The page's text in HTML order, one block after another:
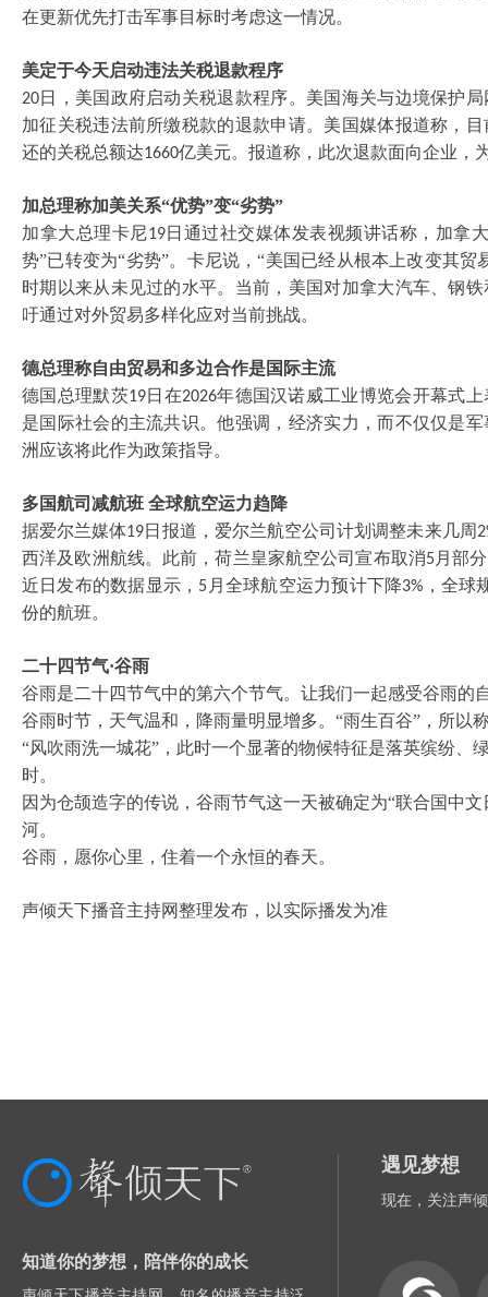
在更新优先打击军事目标时考虑这一情况。
美定于今天启动违法关税退款程序
20日，美国政府启动关税退款程序。美国海关与边境保护
加征关税违法前所缴税款的退款申请。美国媒体报道称，
还的关税总额达1660亿美元。报道称，此次退款面向企业，
加总理称加美关系“优势”变“劣势”
加拿大总理卡尼19日通过社交媒体发表视频讲话称，加拿
势”已转变为“劣势”。卡尼说，“美国已经从根本上改变其
时期以来从未见过的水平。当前，美国对加拿大汽车、钢
吁通过对外贸易多样化应对当前挑战。
德总理称自由贸易和多边合作是国际主流
德国总理默茨19日在2026年德国汉诺威工业博览会开幕式
是国际社会的主流共识。他强调，经济实力，而不仅仅是
洲应该将此作为政策指导。
多国航司减航班 全球航空运力趋降
据爱尔兰媒体19日报道，爱尔兰航空公司计划调整未来几周
西洋及欧洲航线。此前，荷兰皇家航空公司宣布取消5月部
近日发布的数据显示， 5 月全球航空运力预计下降3% ，全球
份的航班。
二十四节气·谷雨
谷雨是二十四节气中的第六个节气。让我们一起感受谷雨的
谷雨时节，天气温和，降雨量明显增多。 “雨生百谷”，所以
“风吹雨洗一城花”，此时一个显著的物候特征是落英缤纷、
时。
因为仓颉造字的传说，谷雨节气这一天被确定为“联合国中
河。
谷雨，愿你心里，住着一个永恒的春天。
声倾天下播音主持网整理发布，以实际播发为准
知道你的梦想，陪伴你的成长
遇见梦想
现在，关注声